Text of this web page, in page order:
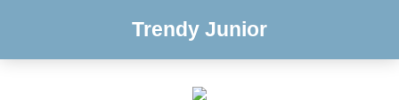
Trendy Junior